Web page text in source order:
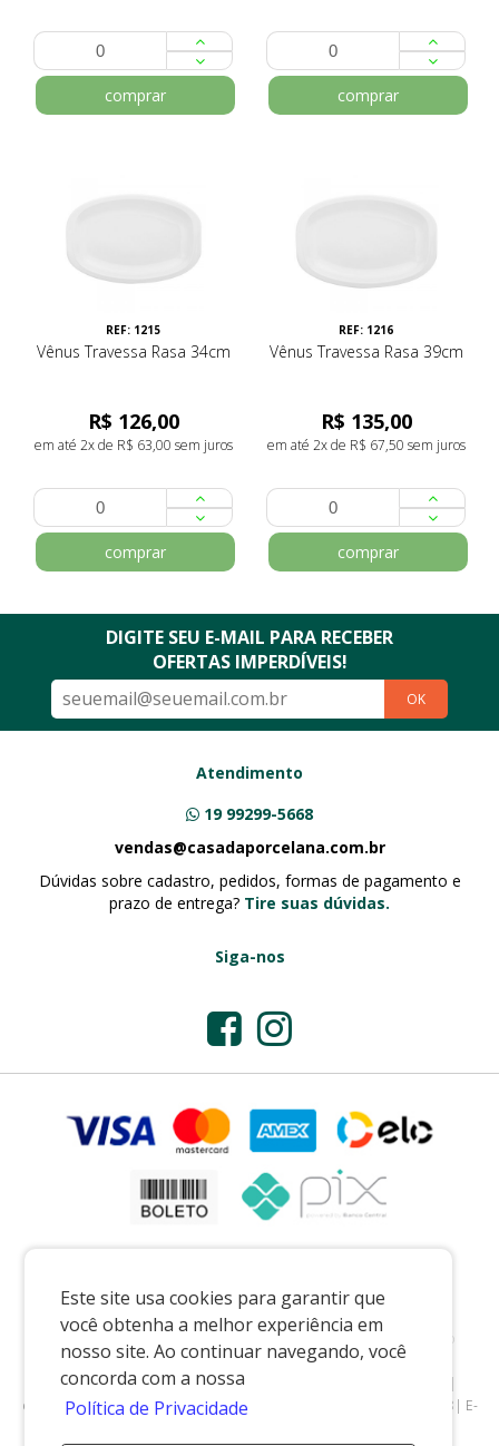
Este site usa cookies para garantir que
você obtenha a melhor experiência em
nosso site. Ao continuar navegando, você
concorda com a nossa
Política de Privacidade
comprar comprar
REF: 1215
Vênus Travessa Rasa 34cm
R$ 126,00
em até 2x de R$ 63,00 sem juros
comprar
REF: 1216
Vênus Travessa Rasa 39cm
R$ 135,00
em até 2x de R$ 67,50 sem juros
comprar
DIGITE SEU E-MAIL PARA RECEBER
OFERTAS IMPERDÍVEIS!
OK
Atendimento
19 99299-5668
vendas@casadaporcelana.com.br
Dúvidas sobre cadastro, pedidos, formas de pagamento e
prazo de entrega? Tire suas dúvidas.
Siga-nos
Preços e condições exclusivos para o casadaporcelana.com.br e para o
televendas, podendo sofrer alterações sem prévia notiﬁcação.
CASA DA PORCELANA COMERCIO LTDA
|
casadaporcelana.com.br|Pedreira/SP
| Telefone: 19 99299-5668| E-